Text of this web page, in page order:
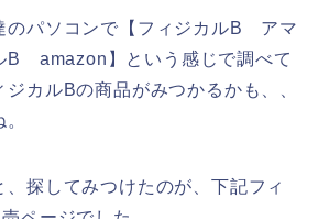
のパソコンで【フィジカルB アマ
B amazon】という感じで調べて
ジカルBの商品がみつかるかも、、
、探してみつけたのが、下記フィ